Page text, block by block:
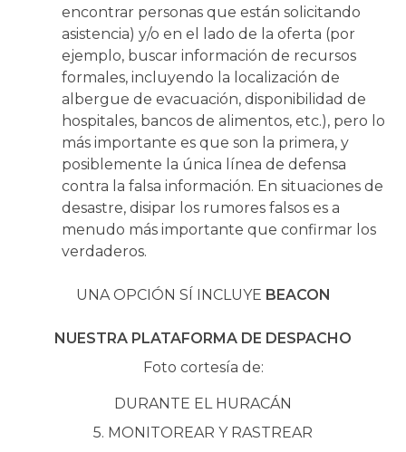
encontrar personas que están solicitando
asistencia) y/o en el lado de la oferta (por
ejemplo, buscar información de recursos
formales, incluyendo la localización de
albergue de evacuación, disponibilidad de
hospitales, bancos de alimentos, etc.), pero lo
más importante es que son la primera, y
posiblemente la única línea de defensa
contra la falsa información. En situaciones de
desastre, disipar los rumores falsos es a
menudo más importante que confirmar los
verdaderos.
UNA OPCIÓN SÍ INCLUYE BEACON
NUESTRA PLATAFORMA DE DESPACHO
Foto cortesía de:
DURANTE EL HURACÁN
5. MONITOREAR Y RASTREAR